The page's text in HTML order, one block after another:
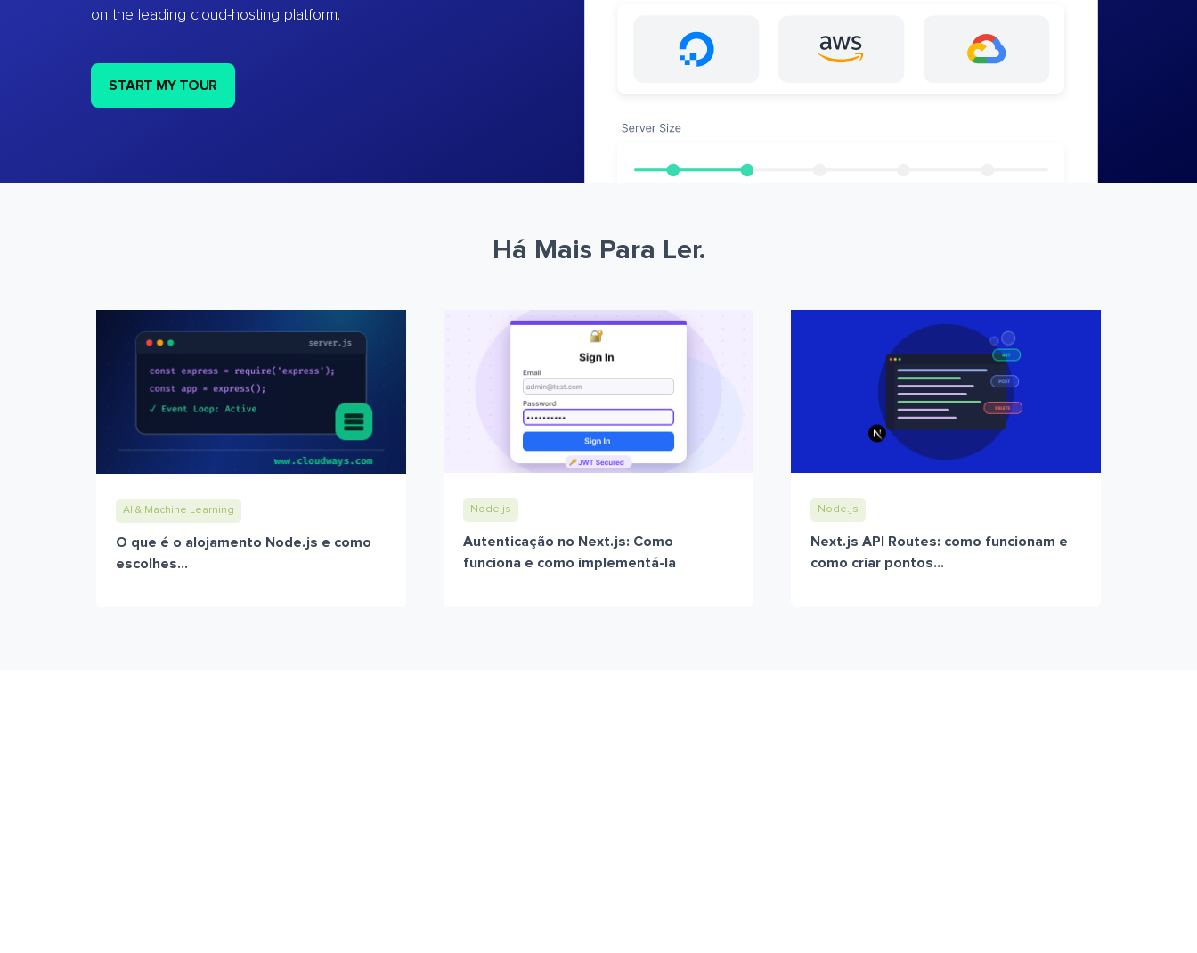
on the leading cloud-hosting platform.
START MY TOUR
Há Mais Para Ler.
AI & Machine Learning
O que é o alojamento Node.js e como
escolhes...
Node.js
Autenticação no Next.js: Como
funciona e como implementá-la
Node.js
Next.js API Routes: como funcionam e
como criar pontos...